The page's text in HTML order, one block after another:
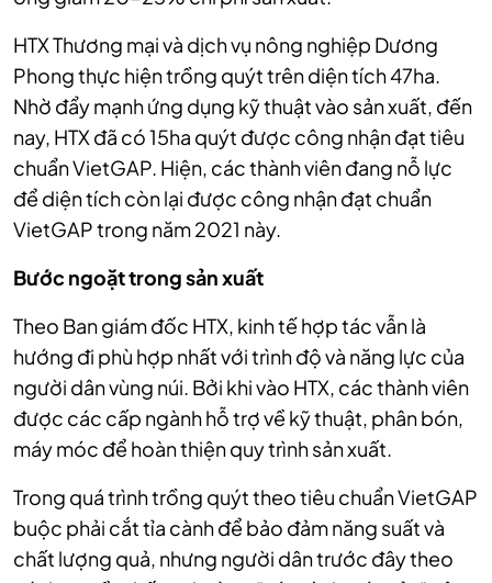
HTX Thương mại và dịch vụ nông nghiệp Dương
Phong thực hiện trồng quýt trên diện tích 47ha.
Nhờ đẩy mạnh ứng dụng kỹ thuật vào sản xuất, đến
nay, HTX đã có 15ha quýt được công nhận đạt tiêu
chuẩn VietGAP. Hiện, các thành viên đang nỗ lực
để diện tích còn lại được công nhận đạt chuẩn
VietGAP trong năm 2021 này.
Bước ngoặt trong sản xuất
Theo Ban giám đốc HTX, kinh tế hợp tác vẫn là
hướng đi phù hợp nhất với trình độ và năng lực của
người dân vùng núi. Bởi khi vào HTX, các thành viên
được các cấp ngành hỗ trợ về kỹ thuật, phân bón,
máy móc để hoàn thiện quy trình sản xuất.
Trong quá trình trồng quýt theo tiêu chuẩn VietGAP
buộc phải cắt tỉa cành để bảo đảm năng suất và
chất lượng quả, nhưng người dân trước đây theo